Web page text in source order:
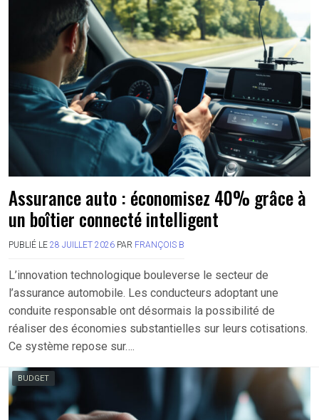
Assurance auto : économisez 40% grâce à
un boîtier connecté intelligent
PUBLIÉ LE 28 JUILLET 2026 PAR FRANÇOIS B
L’innovation technologique bouleverse le secteur de
l’assurance automobile. Les conducteurs adoptant une
conduite responsable ont désormais la possibilité de
réaliser des économies substantielles sur leurs cotisations.
Ce système repose sur….
BUDGET